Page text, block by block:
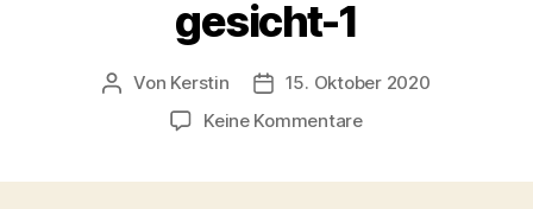
gesicht-1
Beitragsautor
Von Kerstin Beitragsdatum
15. Oktober 2020
Keine Kommentarezu